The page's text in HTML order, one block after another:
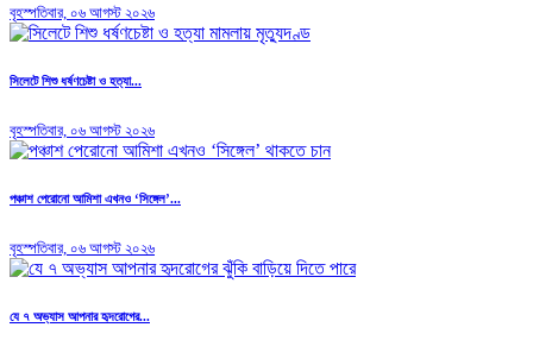
বৃহস্পতিবার, ০৬ আগস্ট ২০২৬
সিলেটে শিশু ধর্ষণচেষ্টা ও হত্যা...
বৃহস্পতিবার, ০৬ আগস্ট ২০২৬
পঞ্চাশ পেরোনো আমিশা এখনও ‘সিঙ্গেল’...
বৃহস্পতিবার, ০৬ আগস্ট ২০২৬
যে ৭ অভ্যাস আপনার হৃদরোগের...